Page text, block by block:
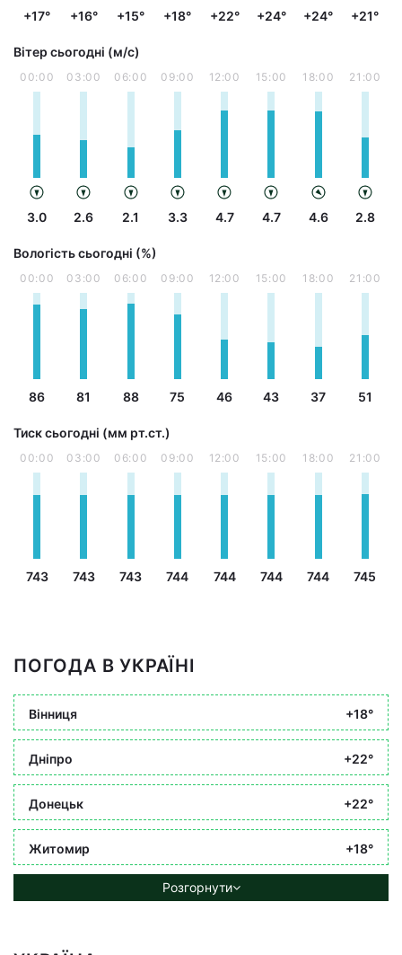
+17° +16° +15° +18° +22° +24° +24° +21°
Вітер сьогодні (м/с)
00:00
3.0
03:00
2.6
06:00
2.1
09:00
3.3
12:00
4.7
15:00
4.7
18:00
4.6
21:00
2.8
Вологість сьогодні (%)
00:00
86
03:00
81
06:00
88
09:00
75
12:00
46
15:00
43
18:00
37
21:00
51
Тиск сьогодні (мм рт.ст.)
00:00
743
03:00
743
06:00
743
09:00
744
12:00
744
15:00
744
18:00
744
21:00
745
ПОГОДА В УКРАЇНІ
Вінниця +18°
Дніпро +22°
Донецьк +22°
Житомир +18°
Розгорнути